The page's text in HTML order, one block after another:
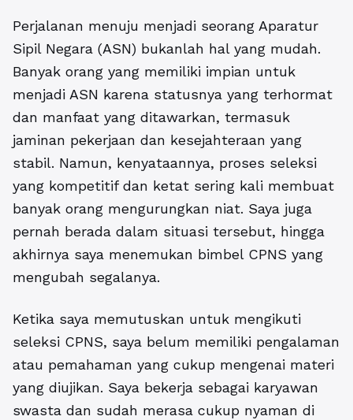
Perjalanan menuju menjadi seorang Aparatur
Sipil Negara (ASN) bukanlah hal yang mudah.
Banyak orang yang memiliki impian untuk
menjadi ASN karena statusnya yang terhormat
dan manfaat yang ditawarkan, termasuk
jaminan pekerjaan dan kesejahteraan yang
stabil. Namun, kenyataannya, proses seleksi
yang kompetitif dan ketat sering kali membuat
banyak orang mengurungkan niat. Saya juga
pernah berada dalam situasi tersebut, hingga
akhirnya saya menemukan bimbel CPNS yang
mengubah segalanya.
Ketika saya memutuskan untuk mengikuti
seleksi CPNS, saya belum memiliki pengalaman
atau pemahaman yang cukup mengenai materi
yang diujikan. Saya bekerja sebagai karyawan
swasta dan sudah merasa cukup nyaman di